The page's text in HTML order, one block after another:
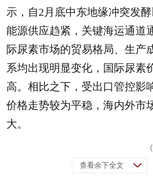
示，自2月底中东地缘冲突发
能源供应趋紧，关键海运通道
际尿素市场的贸易格局、生产
系均出现明显变化，国际尿素
高。相比之下，受出口管控影
价格走势较为平稳，海内外市
大。
查看余下全文